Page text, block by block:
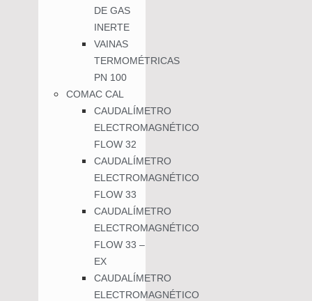
DE GAS
INERTE
VAINAS
TERMOMÉTRICAS
PN 100
COMAC CAL
CAUDALÍMETRO
ELECTROMAGNÉTICO
FLOW 32
CAUDALÍMETRO
ELECTROMAGNÉTICO
FLOW 33
CAUDALÍMETRO
ELECTROMAGNÉTICO
FLOW 33 –
EX
CAUDALÍMETRO
ELECTROMAGNÉTICO